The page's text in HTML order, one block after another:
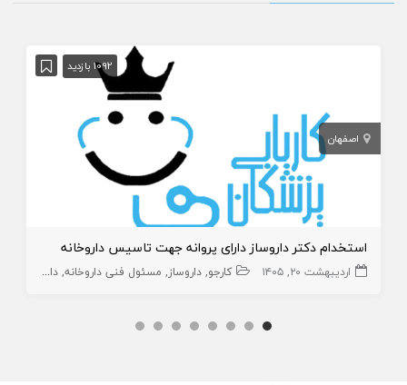
1092 بازدید
اصفهان
استخدام دکتر داروساز دارای پروانه جهت تاسیس داروخانه
اردیبهشت ۲۰, ۱۴۰۵ کارجو داروساز مسئول فنی داروخانه داروخانه و داروساز